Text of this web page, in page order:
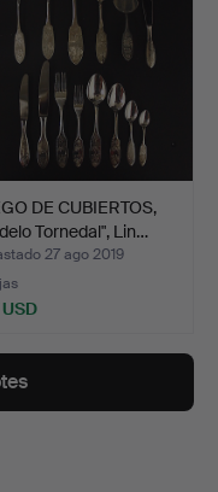
DE CUBIERTOS,
Tornedal", Lin…
27 ago 2019